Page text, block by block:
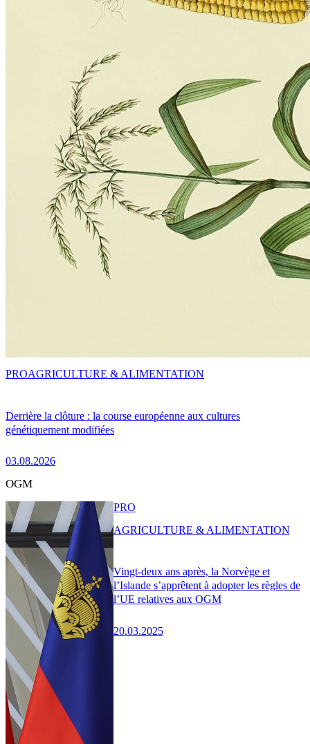
Derrière la clôture : la course européenne aux cultures
génétiquement modifiées
03.08.2026
PROAGRICULTURE & ALIMENTATION
OGM
Vingt-deux ans après, la Norvège et
l’Islande s’apprêtent à adopter les règles de
l’UE relatives aux OGM
20.03.2025
PRO
AGRICULTURE & ALIMENTATION